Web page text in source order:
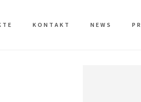
KONTAKT NEWS